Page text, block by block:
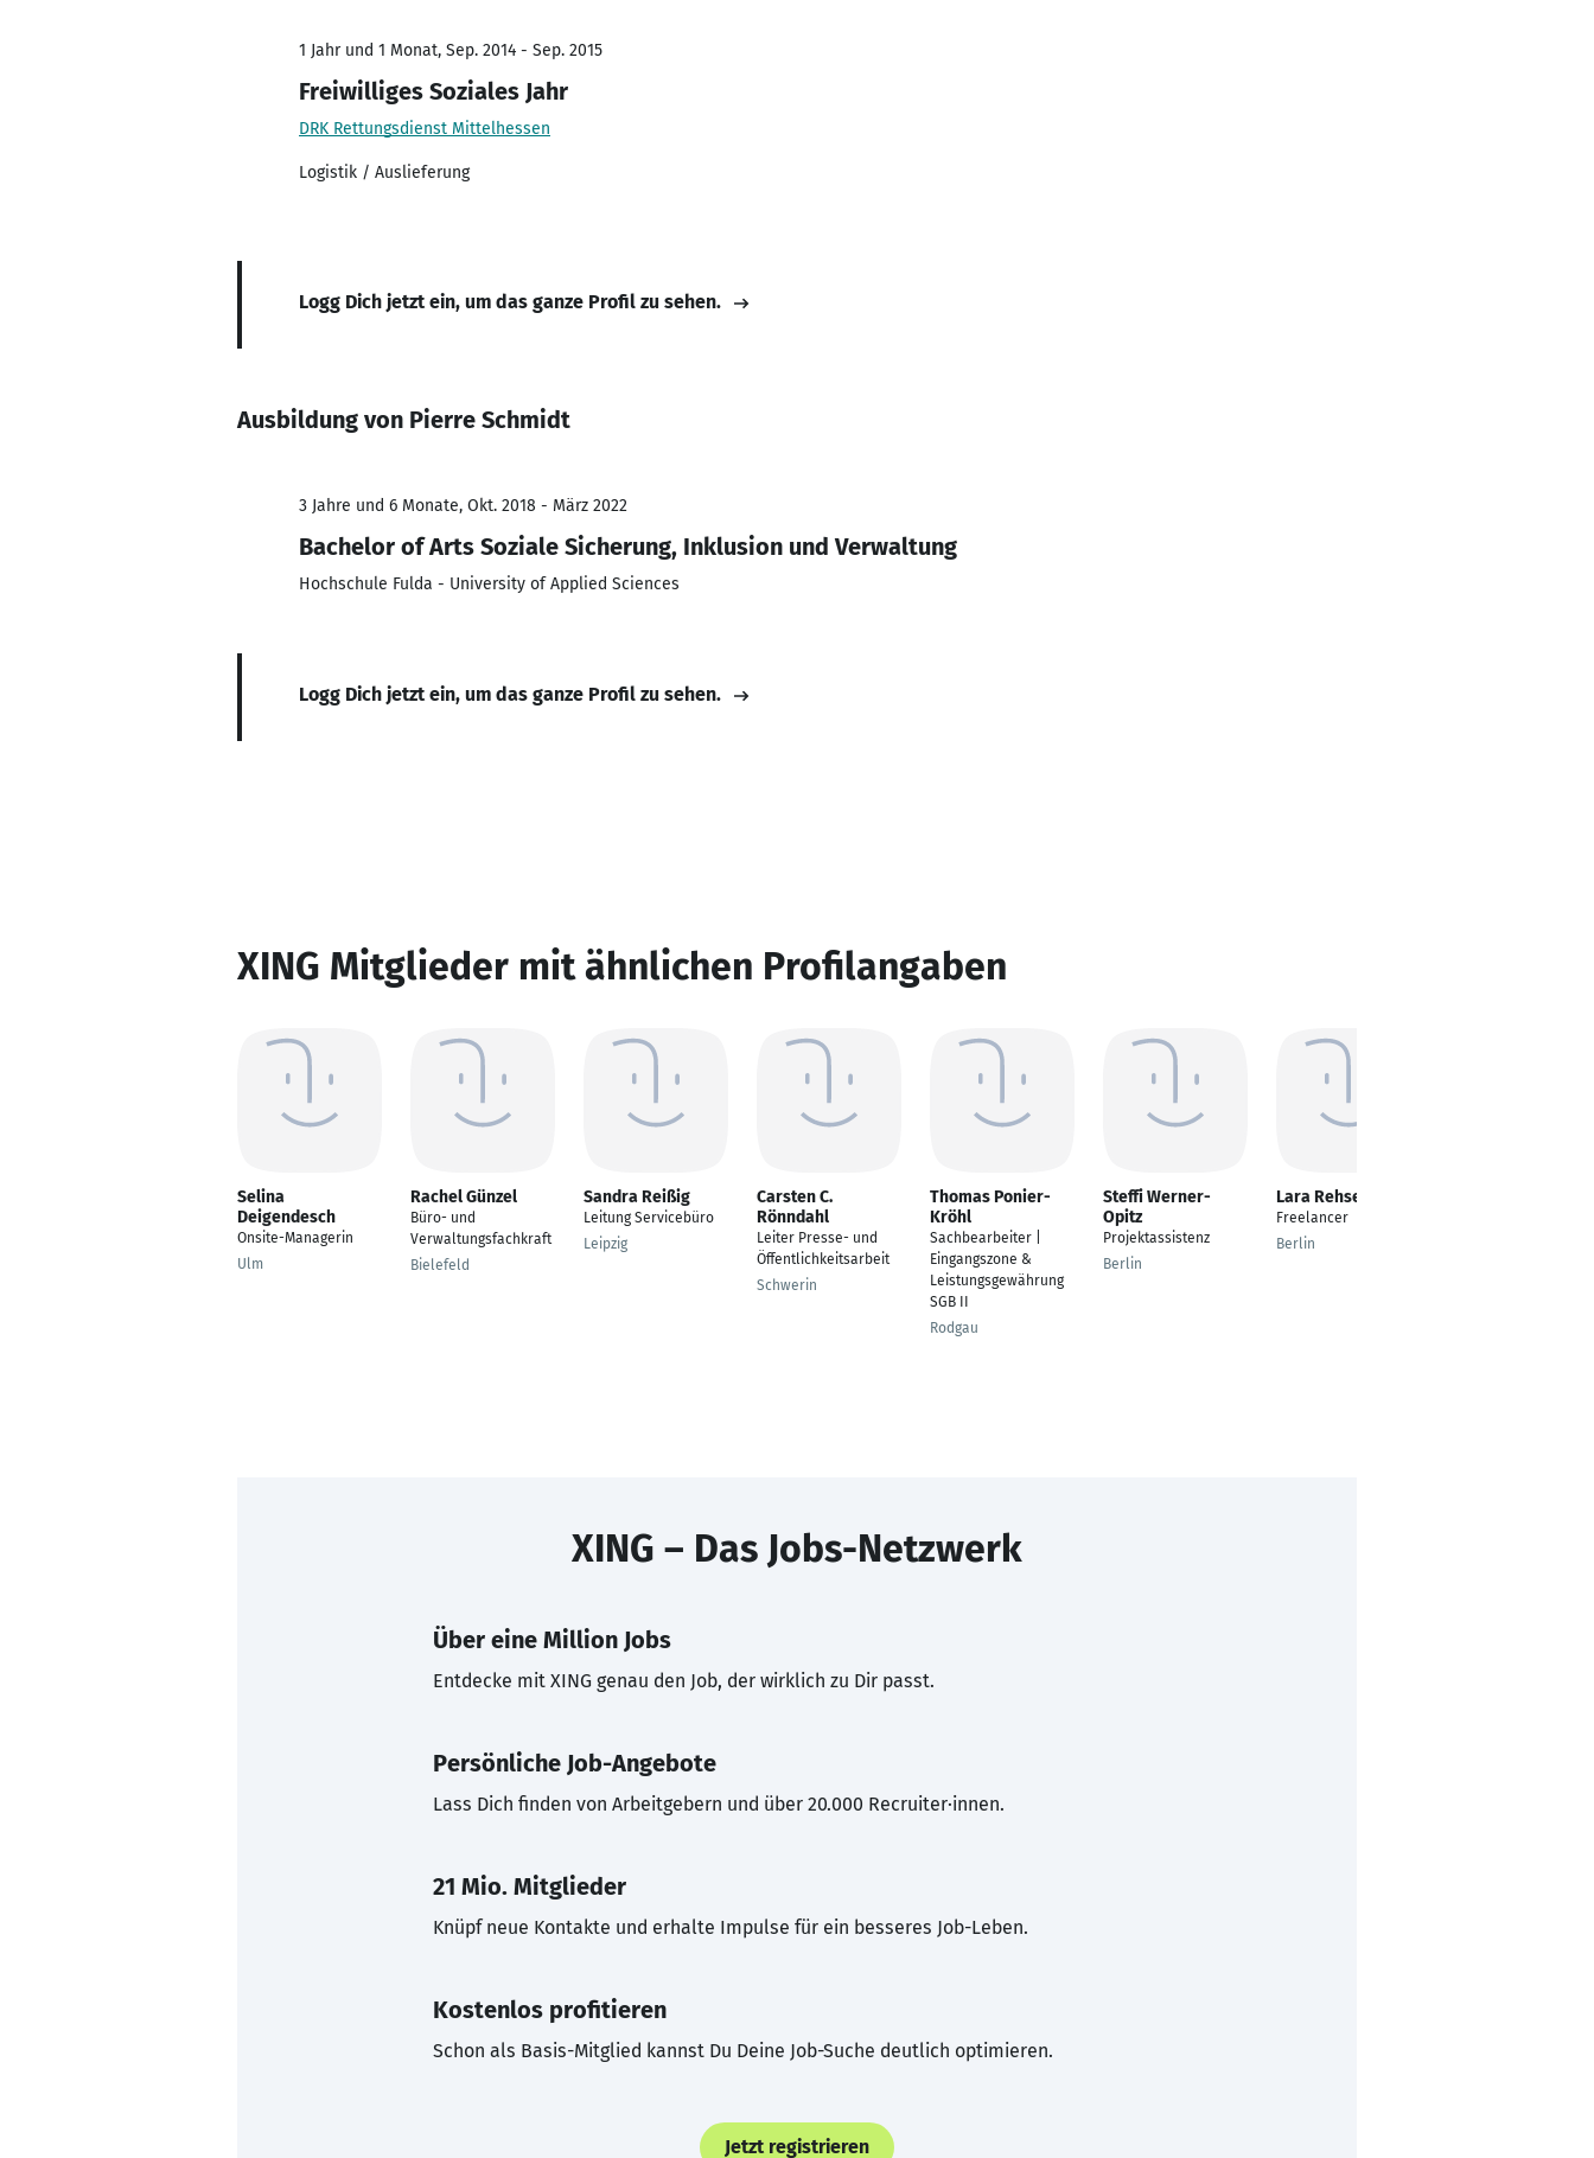
1 Jahr und 1 Monat, Sep. 2014 - Sep. 2015
Freiwilliges Soziales Jahr
DRK Rettungsdienst Mittelhessen
Logistik / Auslieferung
Logg Dich jetzt ein, um das ganze Profil zu sehen.
Ausbildung von Pierre Schmidt
3 Jahre und 6 Monate, Okt. 2018 - März 2022
Bachelor of Arts Soziale Sicherung, Inklusion und Verwaltung
Hochschule Fulda - University of Applied Sciences
Logg Dich jetzt ein, um das ganze Profil zu sehen.
XING Mitglieder mit ähnlichen Profilangaben
Selina
Deigendesch
Onsite-Managerin
Ulm
Rachel Günzel
Büro- und
Verwaltungsfachkraft
Bielefeld
Sandra Reißig
Leitung Servicebüro
Leipzig
Carsten C.
Rönndahl
Leiter Presse- und
Öffentlichkeitsarbeit
Schwerin
Thomas Ponier-
Kröhl
Sachbearbeiter |
Eingangszone &
Leistungsgewährung
SGB II
Rodgau
Steffi Werner-
Opitz
Projektassistenz
Berlin
Lara Rehse
Freelancer
Berlin
XING – Das Jobs-Netzwerk
Über eine Million Jobs
Entdecke mit XING genau den Job, der wirklich zu Dir passt.
Persönliche Job-Angebote
Lass Dich finden von Arbeitgebern und über 20.000 Recruiter·innen.
21 Mio. Mitglieder
Knüpf neue Kontakte und erhalte Impulse für ein besseres Job-Leben.
Kostenlos profitieren
Schon als Basis-Mitglied kannst Du Deine Job-Suche deutlich optimieren.
Jetzt registrieren